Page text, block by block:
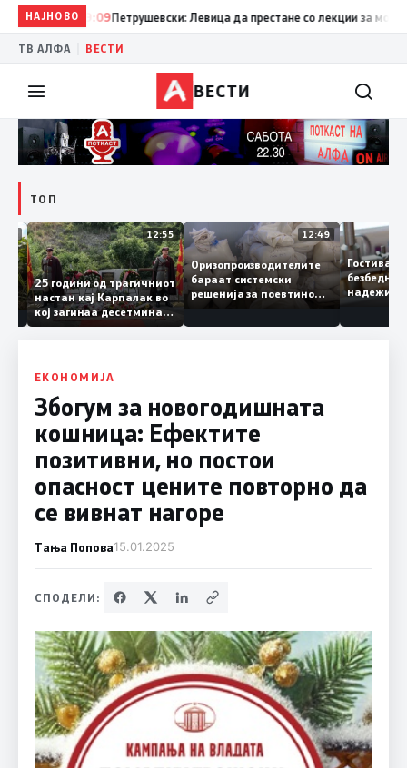
НАЈНОВО
19:09 Петрушевски: Левица да престане со лекции за морал и
ТВ АЛФА ВЕСТИ
ВЕСТИ
ТОП
13:04 12:55
25 години од трагичниот
настан кај Карпалак во
кој загинаа десетмина
македонски бранители
12:49
Оризопроизводителите
бараат системски
решенија за поевтино
производство
ЕКОНОМИЈА
Збогум за новогодишната
кошница: Ефектите
позитивни, но постои
опасност цените повторно да
се вивнат нагоре
Тања Попова15.01.2025
СПОДЕЛИ: